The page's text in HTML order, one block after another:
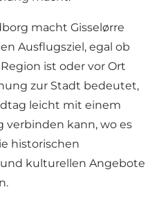
macht Gisselørre
Ausflugsziel, egal ob
ist oder vor Ort
zur Stadt bedeutet,
leicht mit einem
verbinden kann, wo es
historischen
kulturellen Angebote